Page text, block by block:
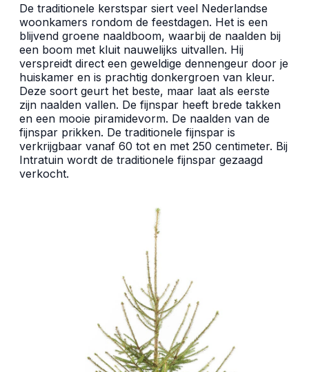
De traditionele kerstspar siert veel Nederlandse
woonkamers rondom de feestdagen. Het is een
blijvend groene naaldboom, waarbij de naalden bij
een boom met kluit nauwelijks uitvallen. Hij
verspreidt direct een geweldige dennengeur door je
huiskamer en is prachtig donkergroen van kleur.
Deze soort geurt het beste, maar laat als eerste
zijn naalden vallen. De fijnspar heeft brede takken
en een mooie piramidevorm. De naalden van de
fijnspar prikken. De traditionele fijnspar is
verkrijgbaar vanaf 60 tot en met 250 centimeter. Bij
Intratuin wordt de traditionele fijnspar gezaagd
verkocht.